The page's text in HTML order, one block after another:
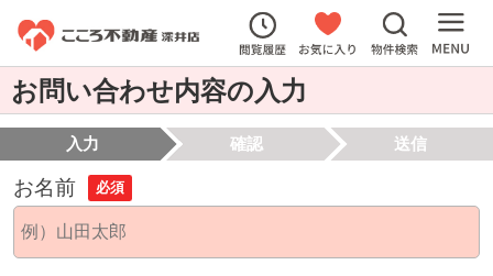
お問い合わせ内容の入力
入力 確認 送信
お名前 必須